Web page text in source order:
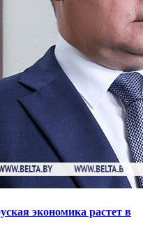
экономика растет в